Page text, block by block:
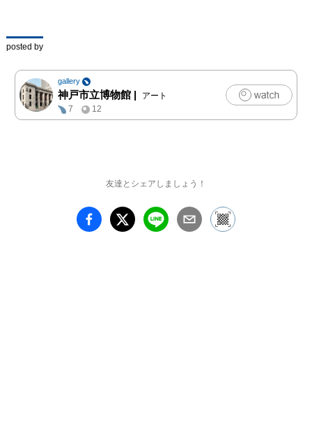
に見出します。私たちが
ファン・ゴッホの作品に
魅了されるのは、作品の
もつ美しい色彩や描かれ
たテーマだけではなく、
そこから伝わる彼の苦難
オランダのクレラー＝
ン・ゴッホの作品を数多
く所蔵しています。その
posted by
gallery
神戸市立博物館 |
アート
7
12
友達とシェアしましょう！